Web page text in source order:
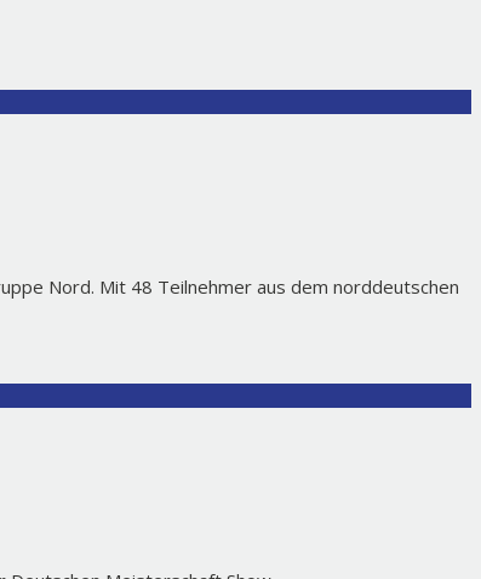
Nord. Mit 48 Teilnehmer aus dem norddeutschen